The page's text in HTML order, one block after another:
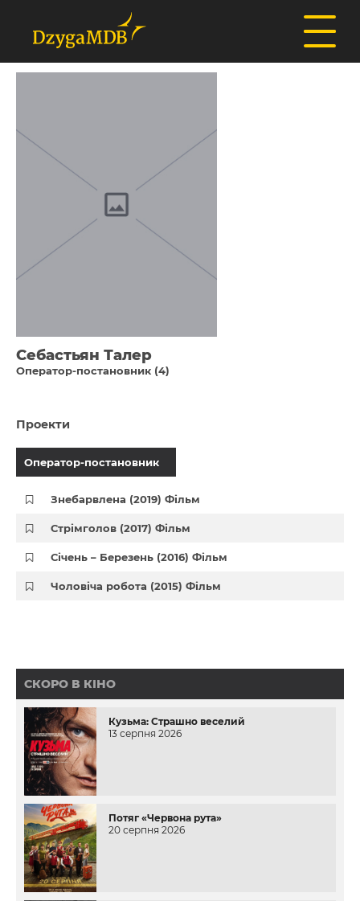
Себастьян Талер
Оператор-постановник (4)
Проекти
Оператор-постановник
Знебарвлена (2019) Фільм
Стрімголов (2017) Фільм
Січень – Березень (2016) Фільм
Чоловіча робота (2015) Фільм
СКОРО В КІНО
Кузьма: Страшно веселий
13 серпня 2026
Потяг «Червона рута»
20 серпня 2026